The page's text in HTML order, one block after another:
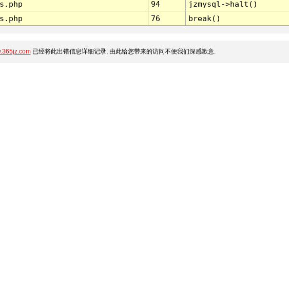
94
jzmysql->halt()
76 break()
已经将此出错信息详细记录, 由此给您带来的访问不便我们深感歉意.